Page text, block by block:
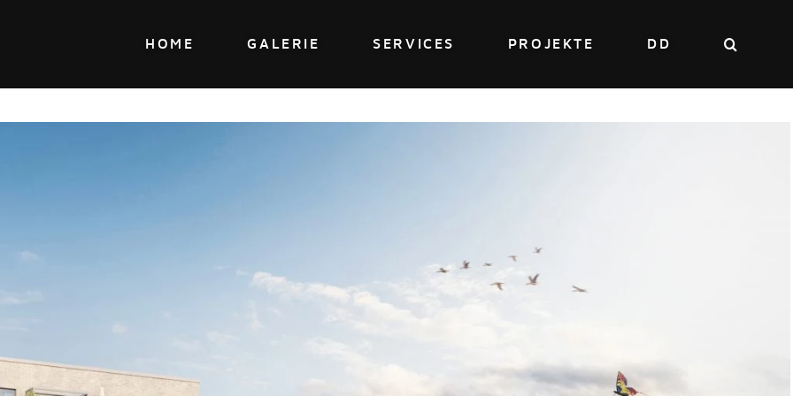
HOME GALERIE SERVICES PROJEKTE DD